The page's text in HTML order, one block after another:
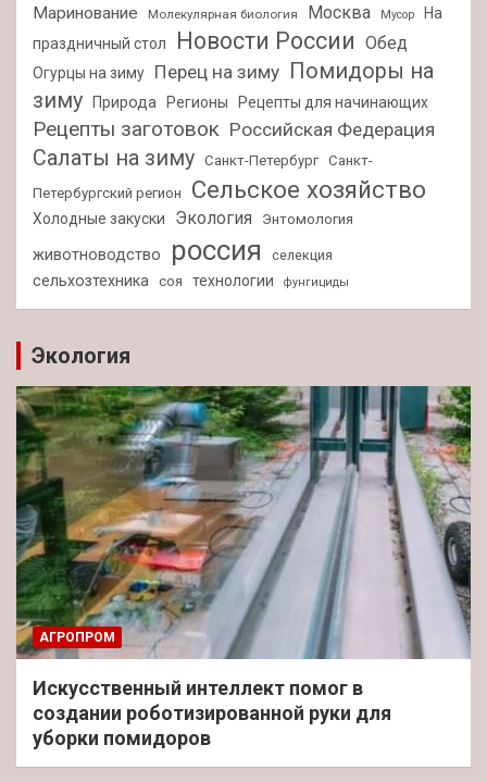
Маринование Молекулярная биология Москва Мусор
На
праздничный стол
Новости России Обед
Огурцы на зиму Перец на зиму Помидоры на
зиму
Природа Регионы Рецепты для начинающих
Рецепты заготовок Российская Федерация
Салаты на зиму Санкт-Петербург Санкт-
Петербургский регион
Сельское хозяйство
Холодные закуски Экология Энтомология
животноводство россия селекция
сельхозтехника соя технологии фунгициды
Экология
АГРОПРОМ
Искусственный интеллект помог в
создании роботизированной руки для
уборки помидоров